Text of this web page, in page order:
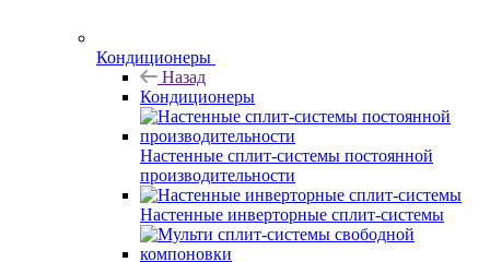
Кондиционеры
Назад
Кондиционеры
Настенные сплит-системы постоянной
производительности
Настенные инверторные сплит-системы